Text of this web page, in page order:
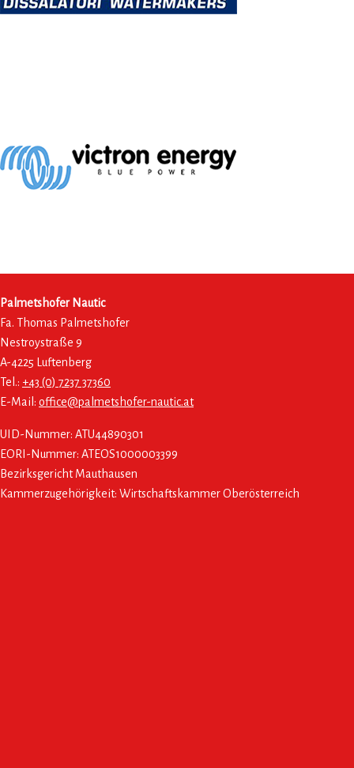
Palmetshofer Nautic
Fa. Thomas Palmetshofer
Nestroystraße 9
A-4225 Luftenberg
Tel.: +43 (0) 7237 37360
E-Mail: office@palmetshofer-nautic.at
UID-Nummer: ATU44890301
EORI-Nummer: ATEOS1000003399
Bezirksgericht Mauthausen
Kammerzugehörigkeit: Wirtschaftskammer Oberösterreich